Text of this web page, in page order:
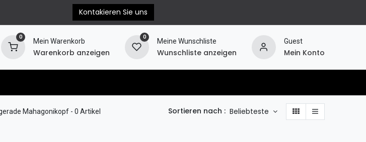
Kontakieren Sie uns
0
Mein Warenkorb
Warenkorb anzeigen
0
Meine Wunschliste
Wunschliste anzeigen
Guest
Mein Konto
Mahagonikopf- 0 Artikel Sortieren nach : Beliebteste